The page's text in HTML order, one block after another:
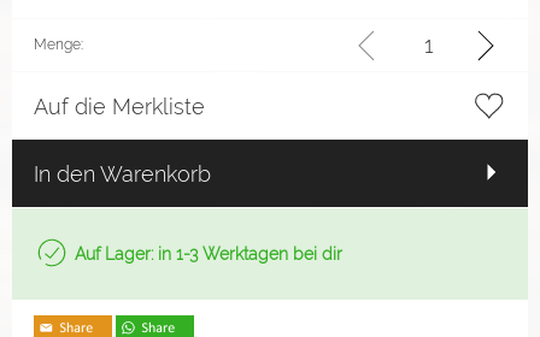
Menge:
Auf die Merkliste
In den Warenkorb
Auf Lager: in 1-3 Werktagen bei dir